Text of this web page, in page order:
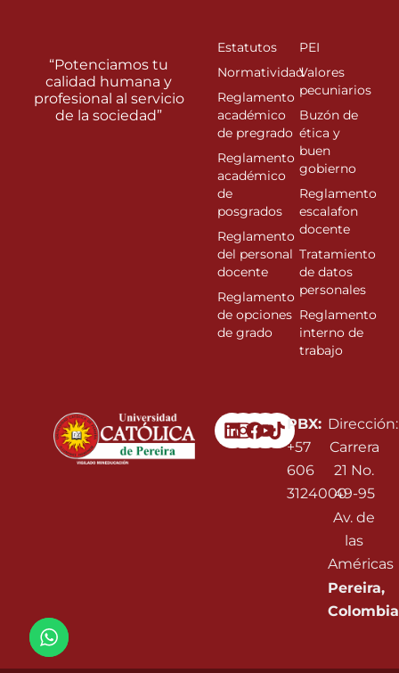
Linkedin
Instagram
Facebook
Youtube
PBX:
+57
606
3124000
Dirección:
Carrera
21 No.
49-95
Av. de
las
Américas
Pereira,
Colombia
“Potenciamos tu
calidad humana y
profesional al servicio
de la sociedad”
Estatutos
Normatividad
Reglamento
académico
de pregrado
Reglamento
académico
de
posgrados
Reglamento
del personal
docente
Reglamento
de opciones
de grado
PEI
Valores
pecuniarios
Buzón de
ética y
buen
gobierno
Reglamento
escalafon
docente
Tratamiento
de datos
personales
Reglamento
interno de
trabajo